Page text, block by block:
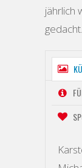
jährlich
gedacht.